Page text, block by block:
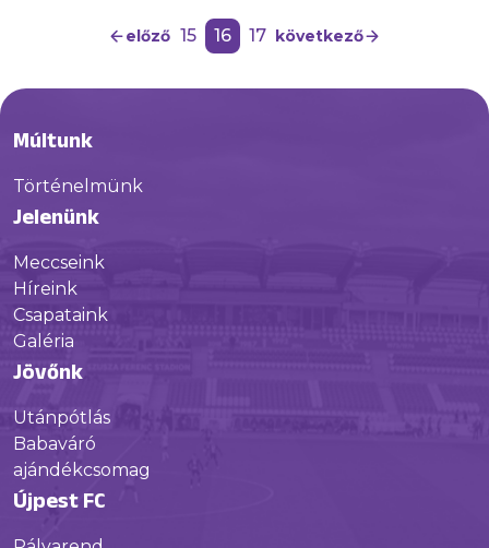
előző 15 16 17 következő
Múltunk
Történelmünk
Jelenünk
Meccseink
Híreink
Csapataink
Galéria
Jövőnk
Utánpótlás
Babaváró
ajándékcsomag
Újpest FC